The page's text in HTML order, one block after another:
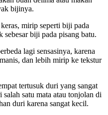
bijinya.
mirip seperti biji pada
biji pada pisang batu.
lagi sensasinya, karena
dan lebih mirip ke tekstur
tertusuk duri yang sangat
satu mata atau tonjolan di
duri karena sangat kecil.